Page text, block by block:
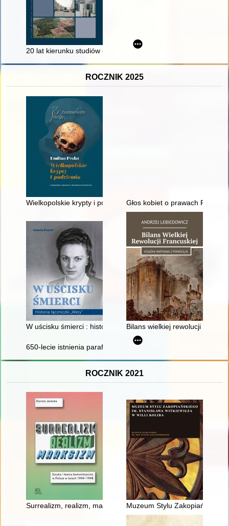
20 lat kierunku studiów gospodarka przestrzenna w
ROCZNIK 2025
Wielkopolskie krypty i podziemiaGłos kobiet o prawach Polek
W uścisku śmierci : historia łączniczki "Wery"
Bilans wielkiej rewolucji
650-lecie istnienia parafii : Płonka Kościelna
ROCZNIK 2021
Surrealizm, realizm, marksizm : sztuka i lewicaMuzeum Stylu Zakopiańskiego